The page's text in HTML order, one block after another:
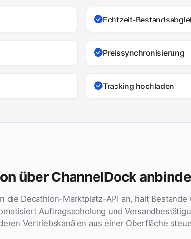
Echtzeit-
Preissynchronisierung
Tracking hochladen
über ChannelDock
die Decathlon-Marktplatz-API an, hält Bestände
Auftragsabholung und
Vertriebskanälen aus einer Oberfläche